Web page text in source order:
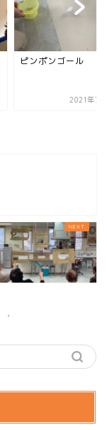
ピンポンゴール
2021年7